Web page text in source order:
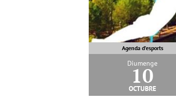
Agenda d’esports
Diumenge
10
octubre